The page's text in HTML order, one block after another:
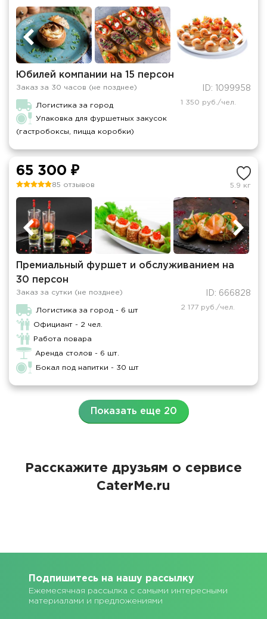
Юбилей компании на 15 персон
Заказ за 30 часов (не позднее) ID: 1099958
Логистика за город
Упаковка для фуршетных закусок
(гастробоксы, пицца коробки)
1 350 руб./чел.
65 300 ₽
85 отзывов 5.9 кг
Премиальный фуршет и обслуживанием на
30 персон
Заказ за сутки (не позднее) ID: 666828
Логистика за город - 6 шт
Официант - 2 чел.
Работа повара
Аренда столов - 6 шт.
Бокал под напитки - 30 шт
2 177 руб./чел.
Показать еще 20
Расскажите друзьям о сервисе
CaterMe.ru
Подпишитесь на нашу рассылку
Ежемесячная рассылка с самыми интересными
материалами и предложениями